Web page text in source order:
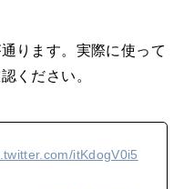
ります。実際に使って
ください。
itKdogV0i5